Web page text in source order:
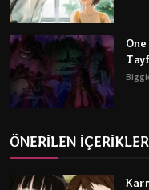
ÖNERİLEN İÇERİKLER